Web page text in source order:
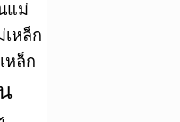
แม่
หล็ก
หล็ก